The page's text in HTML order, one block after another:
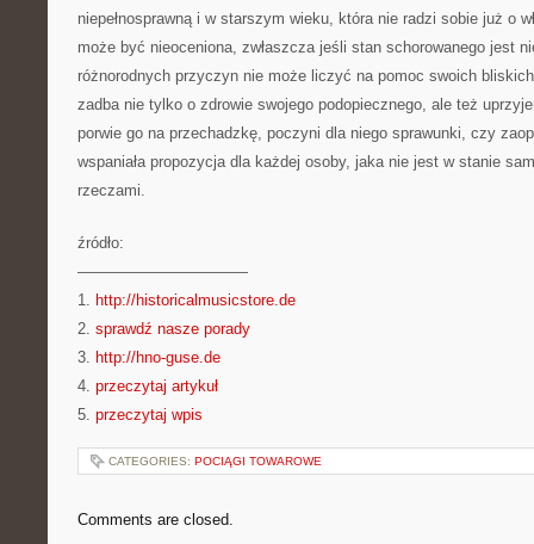
niepełnosprawną i w starszym wieku, która nie radzi sobie już o
może być nieoceniona, zwłaszcza jeśli stan schorowanego jest
różnorodnych przyczyn nie może liczyć na pomoc swoich
zadba nie tylko o zdrowie swojego podopiecznego, ale też
porwie go na przechadzkę, poczyni dla niego sprawunki, czy
wspaniała propozycja dla każdej osoby, jaka nie jest w stanie
rzeczami.
źródło:
———————————
1. http://historicalmusicstore.de
2. sprawdź nasze porady
3. http://hno-guse.de
4. przeczytaj artykuł
5. przeczytaj wpis
CATEGORIES: POCIĄGI TOWAROWE
Comments are closed.